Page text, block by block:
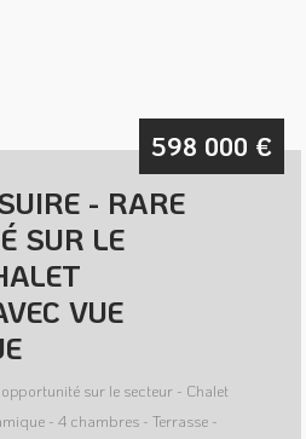
598 000 €
- RARE
SUR LE
VUE
sur le secteur - Chalet
- 4 chambres - Terrasse -